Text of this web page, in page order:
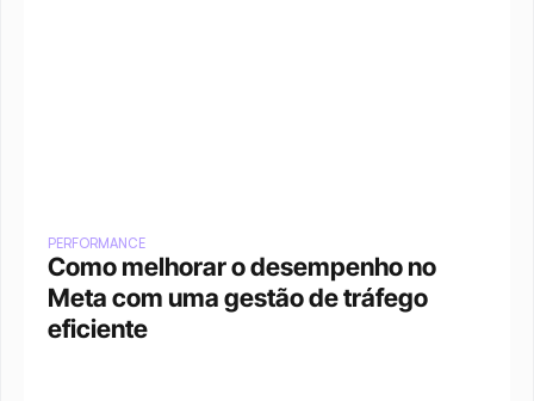
PERFORMANCE
Como melhorar o desempenho no
Meta com uma gestão de tráfego
eficiente